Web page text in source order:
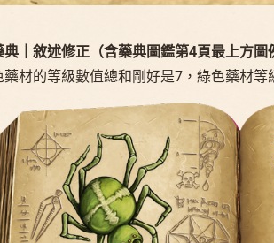
｜敘述修正（含藥典圖鑑第4頁最上方圖
藥材的等級數值總和剛好是7，綠色藥材